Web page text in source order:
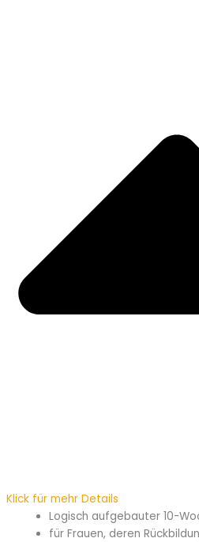
Klick für mehr Details
Logisch aufgebauter 10-
für Frauen, deren